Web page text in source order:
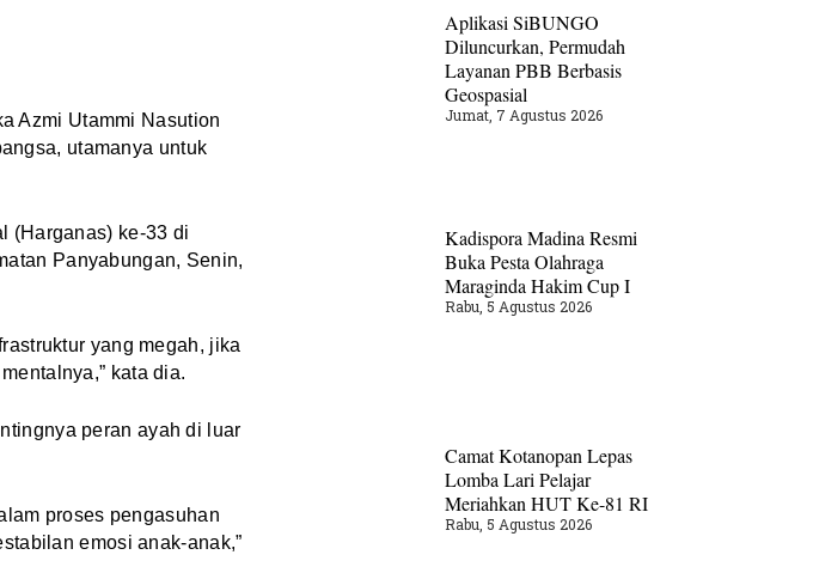
Azmi Utammi Nasution
utamanya untuk
(Harganas) ke-33 di
Panyabungan, Senin,
yang megah, jika
kata dia.
peran ayah di luar
proses pengasuhan
emosi anak-anak,”
Aplikasi SiBUNGO
Diluncurkan, Permudah
Layanan PBB Berbasis
Geospasial
Jumat, 7 Agustus 2026
Kadispora Madina Resmi
Buka Pesta Olahraga
Maraginda Hakim Cup I
Rabu, 5 Agustus 2026
Camat Kotanopan Lepas
Lomba Lari Pelajar
Meriahkan HUT Ke-81 RI
Rabu, 5 Agustus 2026